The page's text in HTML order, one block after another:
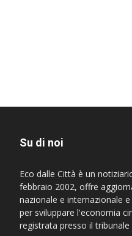
Su di noi
Eco dalle Città è un
febbraio 2002, offre
nazionale e internazionale
per sviluppare l'economia
registrata presso il tribunale